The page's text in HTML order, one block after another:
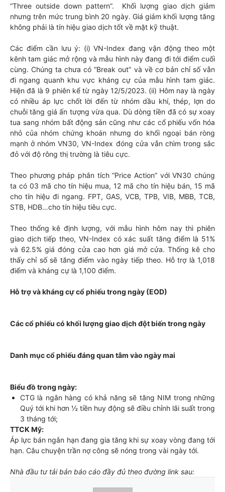
“Three outside down pattern”. Khối lượng giao dịch giảm
nhưng trên mức trung bình 20 ngày. Giá giảm khối lượng tăng
không phải là tín hiệu giao dịch tốt về mặt kỹ thuật.
Các điểm cần lưu ý: (i) VN-Index đang vận động theo một
kênh tam giác mở rộng và mẫu hình này đang đi tới điểm cuối
cùng. Chúng ta chưa có “Break out” và về cơ bản chỉ số vẫn
đi ngang quanh khu vực kháng cự của mẫu hình tam giác.
Hiện đã là 9 phiên kể từ ngày 12/5/2023. (ii) Hôm nay là ngày
có nhiều áp lực chốt lời đến từ nhóm dầu khí, thép, lợn do
chuỗi tăng giá ấn tượng vừa qua. Dù dòng tiền đã có sự xoay
tua sang nhóm bất động sản cũng như các cổ phiếu vốn hóa
nhỏ của nhóm chứng khoán nhưng do khối ngoại bán ròng
mạnh ở nhóm VN30, VN-Index đóng cửa vẫn chìm trong sắc
đỏ với độ rông thị trường là tiêu cực.
Theo phương pháp phân tích “Price Action” với VN30 chúng
ta có 03 mã cho tín hiệu mua, 12 mã cho tín hiệu bán, 15 mã
cho tín hiệu đi ngang. FPT, GAS, VCB, TPB, VIB, MBB, TCB,
STB, HDB…cho tín hiệu tiêu cực.
Theo thống kê định lượng, với mẫu hình hôm nay thì phiên
giao dịch tiếp theo, VN-Index có xác suất tăng điểm là 51%
và 62.5% giá đóng cửa cao hơn giá mở cửa. Thống kê cho
thấy chỉ số sẽ tăng điểm vào ngày tiếp theo. Hỗ trợ là 1,018
điểm và kháng cự là 1,100 điểm.
Hỗ trợ và kháng cự cổ phiếu trong ngày (EOD)
Các cổ phiếu có khối lượng giao dịch đột biến trong ngày
Danh mục cổ phiếu đáng quan tâm vào ngày mai
Biểu đồ trong ngày:
CTG là ngân hàng có khả năng sẽ tăng NIM trong những
Quý tới khi hơn ½ tiền huy động sẽ điều chỉnh lãi suất trong
3 tháng tới;
TTCK Mỹ:
Áp lực bán ngắn hạn đang gia tăng khi sự xoay vòng đang tới
hạn. Câu chuyện trần nợ công sẽ nóng trong vài ngày tới.
Nhà đầu tư tải bản báo cáo đầy đủ theo đường link sau: